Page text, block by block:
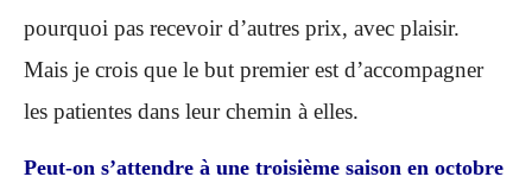
pourquoi pas recevoir d’autres prix, avec plaisir.
Mais je crois que le but premier est d’accompagner
les patientes dans leur chemin à elles.
Peut-on s’attendre à une troisième saison en octobre